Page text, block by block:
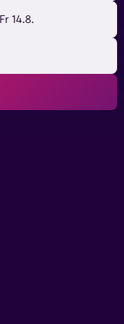
Fr 14.8.